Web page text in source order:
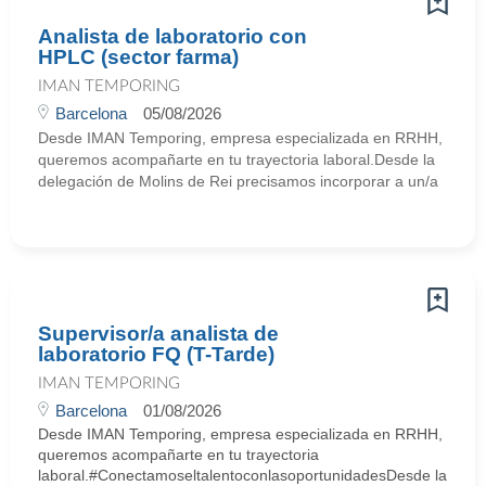
Analista de laboratorio con
HPLC (sector farma)
IMAN TEMPORING
Barcelona 05/08/2026
Desde IMAN Temporing, empresa especializada en RRHH,
queremos acompañarte en tu trayectoria laboral.Desde la
delegación de Molins de Rei precisamos incorporar a un/a
Supervisor/a analista de
laboratorio FQ (T-Tarde)
IMAN TEMPORING
Barcelona 01/08/2026
Desde IMAN Temporing, empresa especializada en RRHH,
queremos acompañarte en tu trayectoria
laboral.#ConectamoseltalentoconlasoportunidadesDesde la